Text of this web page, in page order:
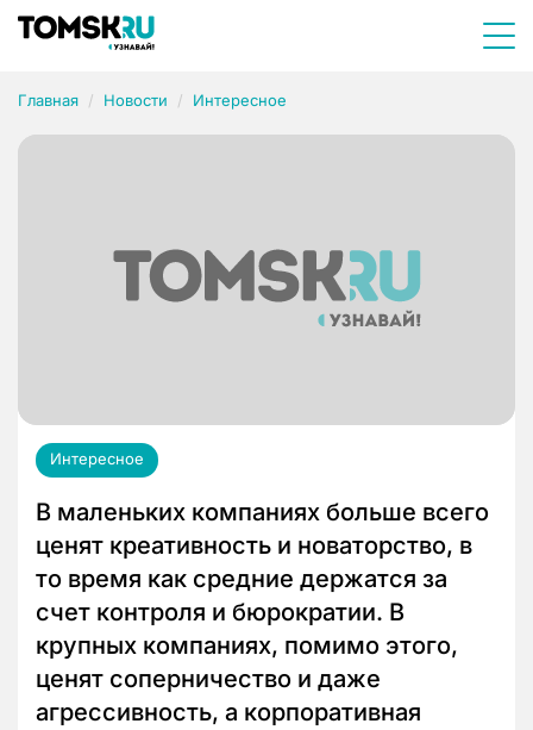
Главная Новости Интересное
Интересное
В маленьких компаниях больше всего
ценят креативность и новаторство, в
то время как средние держатся за
счет контроля и бюрократии. В
крупных компаниях, помимо этого,
ценят соперничество и даже
агрессивность, а корпоративная